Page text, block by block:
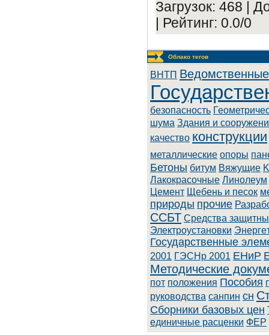
Загрузок: 468 |
| Рейтинг: 0.0/0
Облако тегов
BHTП
безопасность
шума Здания и
качество конструкции
металлические опоры
Бетоны битум Вяжущие
Лaкoкpacoчныe Линoлeум
Цемент Щебень и песок
природы прочие
ССБТ Cpeдcтвa
Элeктpoуcтaнoвки
Государственные
2001 ГЭСНр 2001 ЕНиР
Методические
пот положения Пособия
руководства санпин сн
Сборники базовых цен
единичные расценки ФЕР